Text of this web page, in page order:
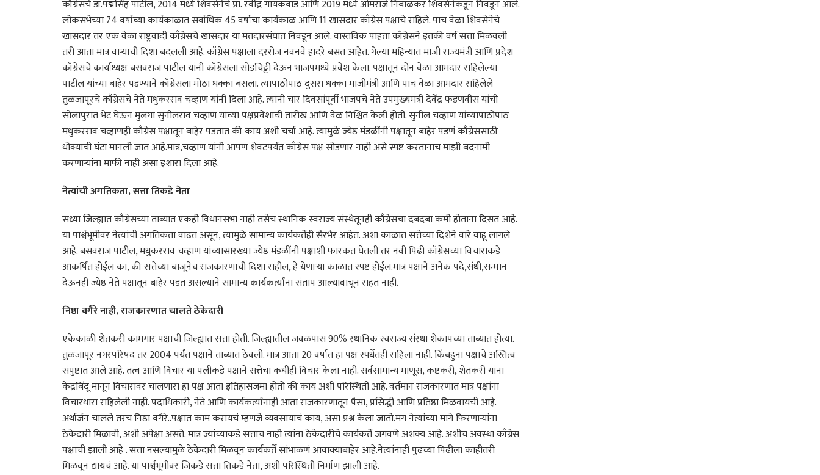
काँग्रेसचे डॉ.पद्मसिंह पाटील, 2014 मध्ये शिवसेनेचे प्रा. रवींद्र गायकवाड आणि 2019 मध्ये ओमराजे निंबाळकर शिवसेनेकडून निवडून आले.
लोकसभेच्या 74 वर्षाच्या कार्यकाळात सर्वाधिक 45 वर्षाचा कार्यकाळ आणि 11 खासदार काँग्रेस पक्षाचे राहिले. पाच वेळा शिवसेनेचे
खासदार तर एक वेळा राष्ट्रवादी काँग्रेसचे खासदार या मतदारसंघात निवडून आले. वास्तविक पाहता काँग्रेसने इतकी वर्ष सत्ता मिळवली
तरी आता मात्र वाऱ्याची दिशा बदलली आहे. काँग्रेस पक्षाला दररोज नवनवे हादरे बसत आहेत. गेल्या महिन्यात माजी राज्यमंत्री आणि प्रदेश
काँग्रेसचे कार्याध्यक्ष बसवराज पाटील यांनी काँग्रेसला सोडचिट्टी देऊन भाजपमध्ये प्रवेश केला. पक्षातून दोन वेळा आमदार राहिलेल्या
पाटील यांच्या बाहेर पडण्याने काँग्रेसला मोठा धक्का बसला. त्यापाठोपाठ दुसरा धक्का माजीमंत्री आणि पाच वेळा आमदार राहिलेले
तुळजापूरचे काँग्रेसचे नेते मधुकरराव चव्हाण यांनी दिला आहे. त्यांनी चार दिवसांपूर्वी भाजपचे नेते उपमुख्यमंत्री देवेंद्र फडणवीस यांची
सोलापुरात भेट घेऊन मुलगा सुनीलराव चव्हाण यांच्या पक्षप्रवेशाची तारीख आणि वेळ निश्चित केली होती. सुनील चव्हाण यांच्यापाठोपाठ
मधुकरराव चव्हाणही काँग्रेस पक्षातून बाहेर पडतात की काय अशी चर्चा आहे. त्यामुळे ज्येष्ठ मंडळींनी पक्षातून बाहेर पडणं काँग्रेससाठी
धोक्याची घंटा मानली जात आहे.मात्र,चव्हाण यांनी आपण शेवटपर्यंत काँग्रेस पक्ष सोडणार नाही असे स्पष्ट करतानाच माझी बदनामी
करणाऱ्यांना माफी नाही असा इशारा दिला आहे.
नेत्यांची अगतिकता, सत्ता तिकडे नेता
सध्या जिल्ह्यात काँग्रेसच्या ताब्यात एकही विधानसभा नाही तसेच स्थानिक स्वराज्य संस्थेतूनही काँग्रेसचा दबदबा कमी होताना दिसत आहे.
या पार्श्वभूमीवर नेत्यांची अगतिकता वाढत असून, त्यामुळे सामान्य कार्यकर्तेही सैरभैर आहेत. अशा काळात सत्तेच्या दिशेने वारे वाहू लागले
आहे. बसवराज पाटील, मधुकरराव चव्हाण यांच्यासारख्या ज्येष्ठ मंडळींनी पक्षाशी फारकत घेतली तर नवी पिढी काँग्रेसच्या विचाराकडे
आकर्षित होईल का, की सत्तेच्या बाजूनेच राजकारणाची दिशा राहील, हे येणाऱ्या काळात स्पष्ट होईल.मात्र पक्षाने अनेक पदे,संधी,सन्मान
देऊनही ज्येष्ठ नेते पक्षातून बाहेर पडत असल्याने सामान्य कार्यकर्त्यांना संताप आल्यावाचून राहत नाही.
निष्ठा वगैरे नाही, राजकारणात चालते ठेकेदारी
एकेकाळी शेतकरी कामगार पक्षाची जिल्ह्यात सत्ता होती. जिल्ह्यातील जवळपास 90% स्थानिक स्वराज्य संस्था शेकापच्या ताब्यात होत्या.
तुळजापूर नगरपरिषद तर 2004 पर्यंत पक्षाने ताब्यात ठेवली. मात्र आता 20 वर्षात हा पक्ष स्पर्धेतही राहिला नाही. किंबहुना पक्षाचे अस्तित्व
संपुष्टात आले आहे. तत्व आणि विचार या पलीकडे पक्षाने सत्तेचा कधीही विचार केला नाही. सर्वसामान्य माणूस, कष्टकरी, शेतकरी यांना
केंद्रबिंदू मानून विचारावर चालणारा हा पक्ष आता इतिहासजमा होतो की काय अशी परिस्थिती आहे. वर्तमान राजकारणात मात्र पक्षांना
विचारधारा राहिलेली नाही. पदाधिकारी, नेते आणि कार्यकर्त्यांनाही आता राजकारणातून पैसा, प्रसिद्धी आणि प्रतिष्ठा मिळवायची आहे.
अर्थार्जन चालले तरच निष्ठा वगैरे..पक्षात काम करायचं म्हणजे व्यवसायाचं काय, असा प्रश्न केला जातो.मग नेत्यांच्या मागे फिरणाऱ्यांना
ठेकेदारी मिळावी, अशी अपेक्षा असते. मात्र ज्यांच्याकडे सत्ताच नाही त्यांना ठेकेदारीचे कार्यकर्ते जगवणे अशक्य आहे. अशीच अवस्था काँग्रेस
पक्षाची झाली आहे . सत्ता नसल्यामुळे ठेकेदारी मिळवून कार्यकर्ते सांभाळणं आवाक्याबाहेर आहे.नेत्यांनाही पुढच्या पिढीला काहीतरी
मिळवून द्यायचं आहे. या पार्श्वभूमीवर जिकडे सत्ता तिकडे नेता, अशी परिस्थिती निर्माण झाली आहे.